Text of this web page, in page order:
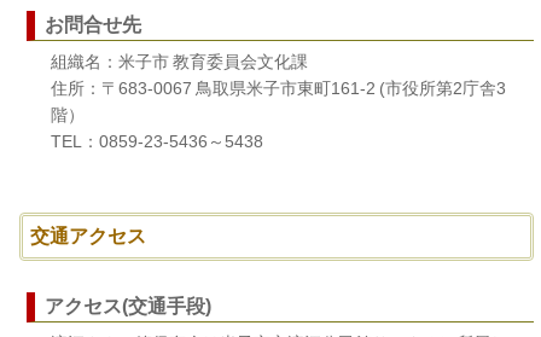
お問合せ先
組織名：米子市 教育委員会文化課
住所：〒683-0067 鳥取県米子市東町161-2 (市役所第2庁舎3
階）
TEL：0859-23-5436～5438
交通アクセス
アクセス(交通手段)